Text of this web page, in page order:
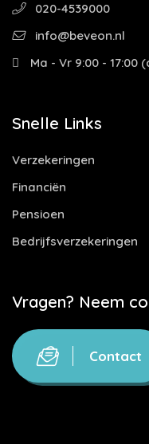
020-4539000
info@beveon.nl
Ma - Vr 9:00 -
Snelle Links
Verzekeringen
Financiën
Pensioen
Bedrijfsverzekeringen
Vragen? Neem
Contact